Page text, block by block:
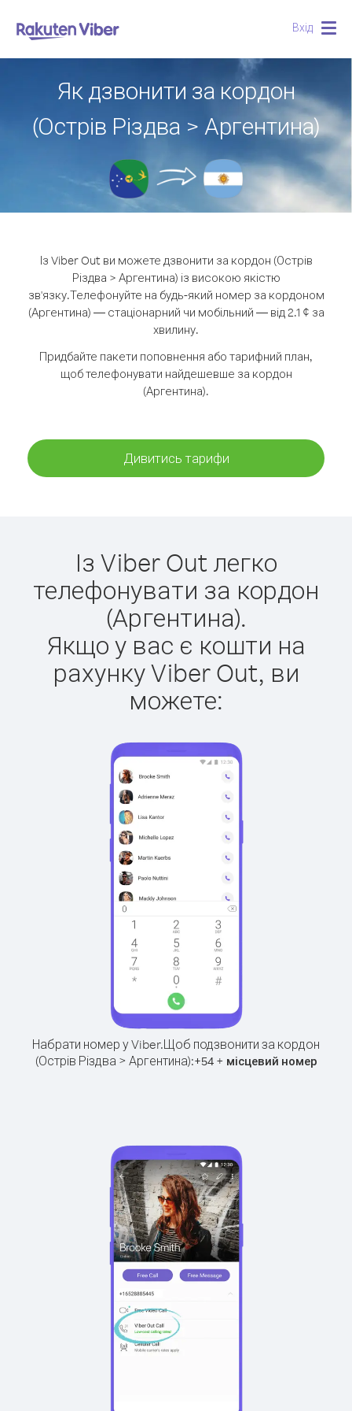
Вхід
Як дзвонити за кордон
(Острів Різдва > Аргентина)
Із Viber Out ви можете дзвонити за кордон (Острів
Різдва > Аргентина) із високою якістю
зв'язку.Телефонуйте на будь-який номер за кордоном
(Аргентина) — стаціонарний чи мобільний — від 2.1 ¢ за
хвилину.
Придбайте пакети поповнення або тарифний план,
щоб телефонувати найдешевше за кордон
(Аргентина).
Дивитись тарифи
Із Viber Out легко
телефонувати за кордон
(Аргентина).
Якщо у вас є кошти на
рахунку Viber Out, ви
можете:
Набрати номер у Viber.Щоб подзвонити за кордон
(Острів Різдва > Аргентина):+54+ місцевий номер